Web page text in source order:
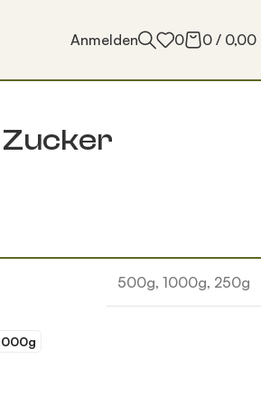
Anmelden 0 0 / 0,00
Zucker
500g, 1000g, 250g